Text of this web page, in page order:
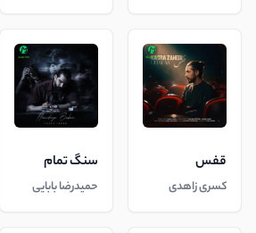
قفس
کسری زاهدی
سنگ تمام
حمیدرضا بابایی